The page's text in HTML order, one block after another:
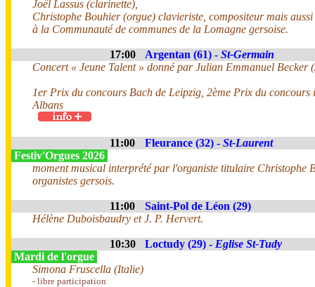
Joël Lassus (clarinette),
Christophe Bouhier (orgue) clavieriste, compositeur mais
à la Communauté de communes de la Lomagne gersoise.
17:00 Argentan (61) - St-Germain
Concert « Jeune Talent » donné par Julian Emmanuel Becker
1er Prix du concours Bach de Leipzig, 2ème Prix du concours
Albans
11:00 Fleurance (32) - St-Laurent
Festiv'Orgues 2026
moment musical interprété par l'organiste titulaire Christophe
organistes gersois.
11:00
Saint-Pol de Léon (29)
Hélène Duboisbaudry et J. P. Hervert.
10:30 Loctudy (29) - Eglise St-Tudy
Mardi de l'orgue
Simona Fruscella (Italie)
- libre participation